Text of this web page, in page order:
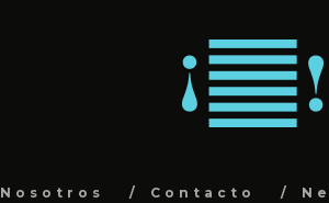
Nosotros Contacto